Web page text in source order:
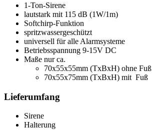
1-Ton-Sirene
lautstark mit 115 dB (1W/1m)
Softchirp-Funktion
spritzwassergeschützt
universell für alle Alarmsysteme
Betriebsspannung 9-15V DC
Maße nur ca.
70x55x55mm (TxBxH) ohne Fuß
70x55x75mm (TxBxH) mit Fuß
Lieferumfang
Sirene
Halterung